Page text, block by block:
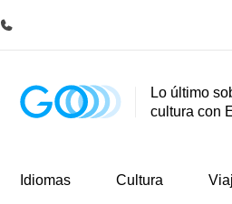
Inicio
Lo último
cultura con
Idiomas Cultura